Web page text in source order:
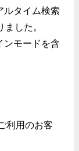
ルタイム検索
した。
ンモードを含
利用のお客